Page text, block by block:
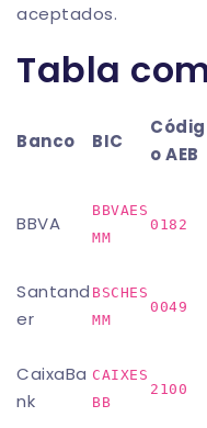
aceptados.
Tabla
Banco BIC
Códig
o AEB
BBVA
BBVAES
MM
0182
Santand
er
BSCHES
MM
0049
CaixaBa
nk
CAIXES
BB
2100